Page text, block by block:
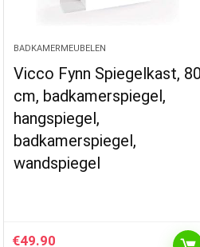
BADKAMERMEUBELEN
Vicco Fynn Spiegelkast,
cm, badkamerspiegel,
hangspiegel,
badkamerspiegel,
wandspiegel
€49.90